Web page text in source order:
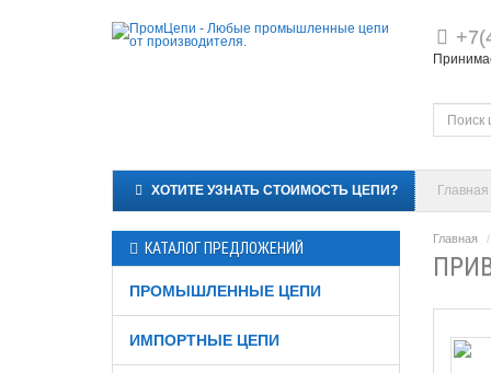
ХОТИТЕ УЗНАТЬ СТОИМОСТЬ ЦЕПИ? Главная
КАТАЛОГ ПРЕДЛОЖЕНИЙ
ПРОМЫШЛЕННЫЕ ЦЕПИ
ИМПОРТНЫЕ ЦЕПИ
Главная